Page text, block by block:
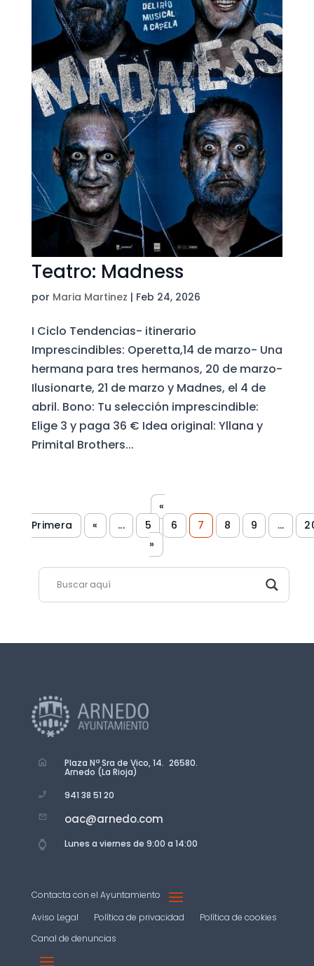
Teatro: Madness
por Maria Martinez | Feb 24, 2026
I Ciclo Tendencias- itinerario
Imprescindibles: Operetta,14 de marzo- Una
hermana para tres hermanos, 20 de marzo-
Ilusionarte, 21 de marzo y Madnes, el 4 de
abril. Bono: Tu selección imprescindible:
Elige 3 y paga 36 € Idea original: Yllana y
Primital Brothers...
«
Primera
« ... 5 6 7 8 9 ...
»
Plaza Nª Sra de Vico, 14. 26580.
Arnedo (La Rioja)
941 38 51 20
oac@arnedo.com
Lunes a viernes de 9:00 a 14:00
Contacta con el Ayuntamiento
Aviso Legal
Política de privacidad
Política de cookies
Canal de denuncias